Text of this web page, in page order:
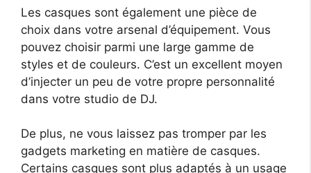
Les casques sont également une pièce de
choix dans votre arsenal d’équipement. Vous
pouvez choisir parmi une large gamme de
styles et de couleurs. C’est un excellent moyen
d’injecter un peu de votre propre personnalité
dans votre studio de DJ.
De plus, ne vous laissez pas tromper par les
gadgets marketing en matière de casques.
Certains casques sont plus adaptés à un usage